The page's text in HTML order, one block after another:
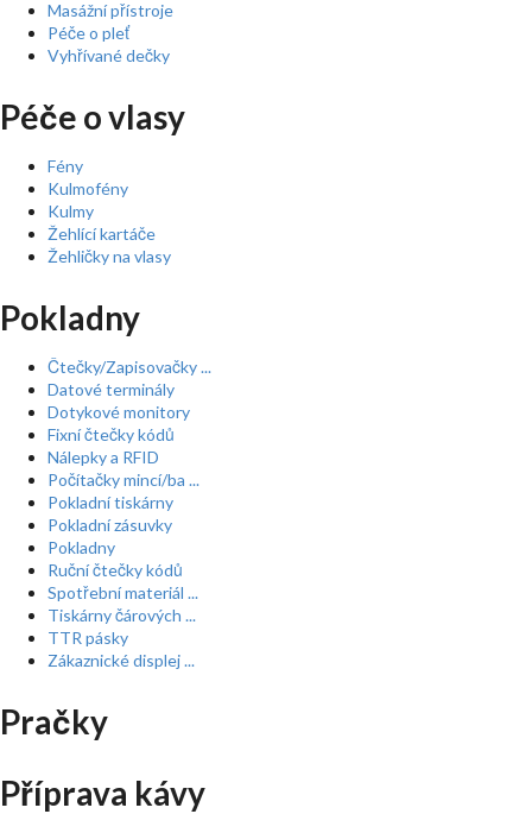
Masážní přístroje
Péče o pleť
Vyhřívané dečky
Péče o vlasy
Fény
Kulmofény
Kulmy
Žehlící kartáče
Žehličky na vlasy
Pokladny
Čtečky/Zapisovačky ...
Datové terminály
Dotykové monitory
Fixní čtečky kódů
Nálepky a RFID
Počítačky mincí/ba ...
Pokladní tiskárny
Pokladní zásuvky
Pokladny
Ruční čtečky kódů
Spotřební materiál ...
Tiskárny čárových ...
TTR pásky
Zákaznické displej ...
Pračky
Příprava kávy